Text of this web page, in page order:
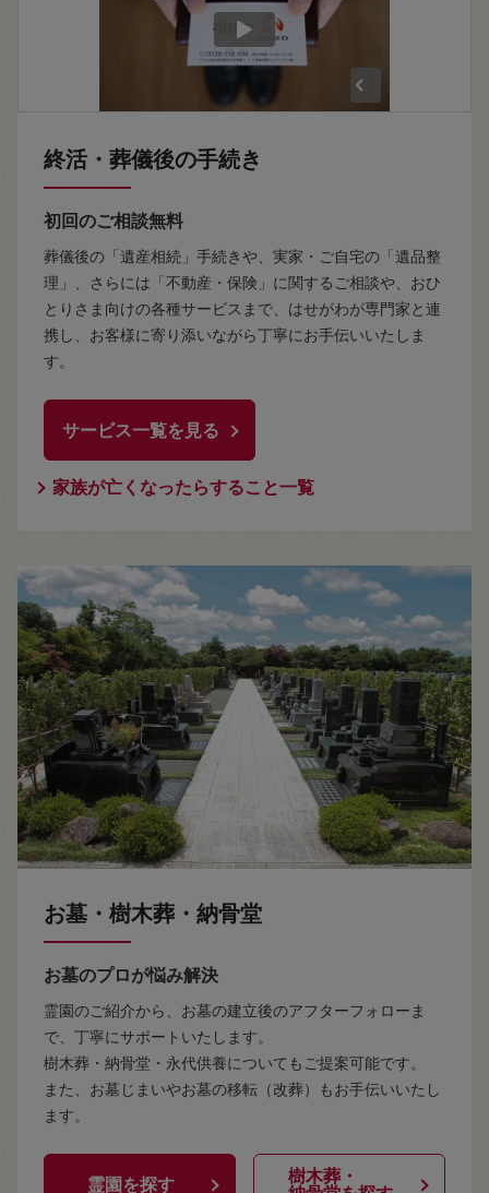
終活・葬儀後の手続き
初回のご相談無料
葬儀後の「遺産相続」手続きや、実家・ご自宅の「遺品整
理」、さらには「不動産・保険」に関するご相談や、おひ
とりさま向けの各種サービスまで、はせがわが専門家と連
携し、お客様に寄り添いながら丁寧にお手伝いいたしま
す。
サービス一覧を見る
家族が亡くなったらすること一覧
お墓・樹木葬・納骨堂
お墓のプロが悩み解決
霊園のご紹介から、お墓の建立後のアフターフォローま
で、丁寧にサポートいたします。
樹木葬・納骨堂・永代供養についてもご提案可能です。
また、お墓じまいやお墓の移転（改葬）もお手伝いいたし
ます。
霊園を探す 樹木葬・